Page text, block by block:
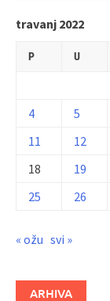
travanj 2022
P U
4
5
11
12
18
19
25
26
« ožu svi »
ARHIVA